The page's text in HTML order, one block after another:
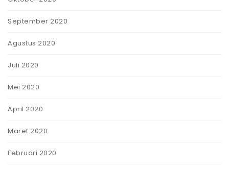
September 2020
Agustus 2020
Juli 2020
Mei 2020
April 2020
Maret 2020
Februari 2020